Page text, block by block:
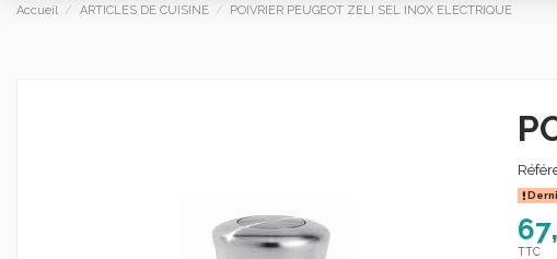
Accueil ARTICLES DE CUISINE POIVRIER PEUGEOT ZELI SEL INOX ELECTRIQUE
TTC